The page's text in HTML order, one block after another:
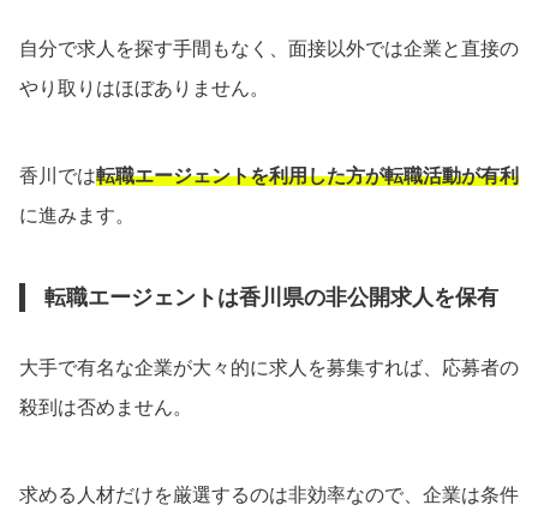
自分で求人を探す手間もなく、面接以外では企業と直接の
やり取りはほぼありません。
香川では転職エージェントを利用した方が転職活動が有利
に進みます。
転職エージェントは香川県の非公開求人を保有
大手で有名な企業が大々的に求人を募集すれば、応募者の
殺到は否めません。
求める人材だけを厳選するのは非効率なので、企業は条件